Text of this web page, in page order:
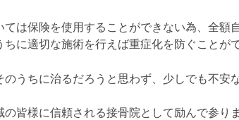
は保険を使用することができない為、全額
に適切な施術を行えば重症化を防ぐことが
のうちに治るだろうと思わず、少しでも不安
皆様に信頼される接骨院として励んで参りま